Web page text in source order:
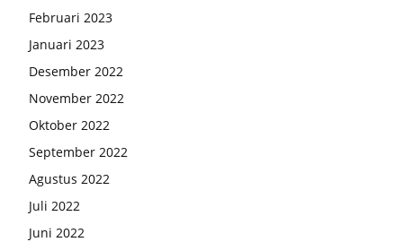
Februari 2023
Januari 2023
Desember 2022
November 2022
Oktober 2022
September 2022
Agustus 2022
Juli 2022
Juni 2022